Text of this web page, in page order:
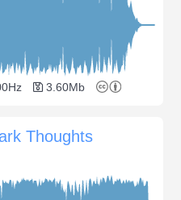
3.60Mb
Thoughts